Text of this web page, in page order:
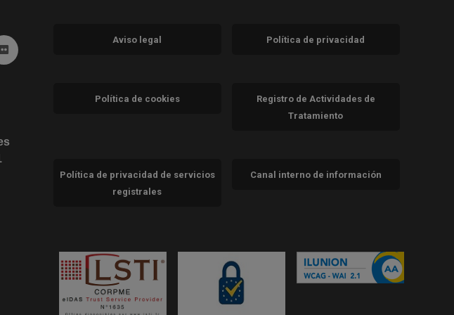
nueva)
en ventana nueva)
(abre en ventana nueva)
Ir a Flickr (abre en ventana nueva)
nueva)
ventana nueva)
(abre en ventana nueva)
Aviso legal Política de privacidad
Política de cookies
Registro de Actividades de
Tratamiento
Política de privacidad de servicios
registrales
Canal interno de información